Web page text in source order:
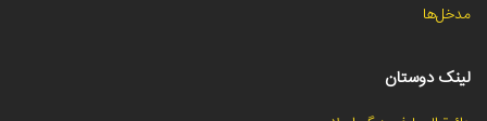
مدخل‌ها
لینک دوستان